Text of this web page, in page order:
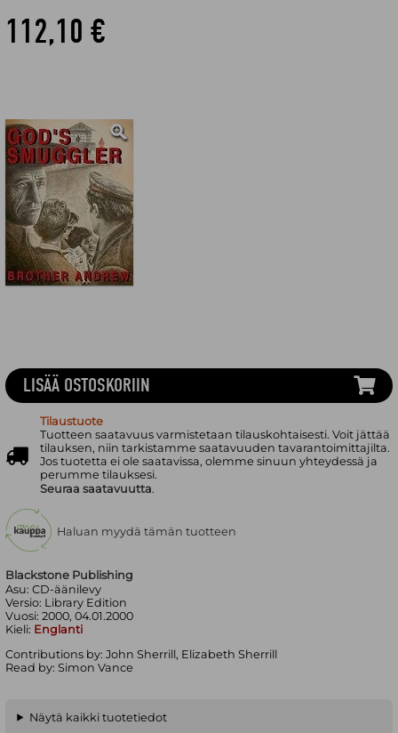
112,10 €
Blackstone Publishing
Asu:CD-äänilevy
Versio: Library Edition
Vuosi:2000, 04.01.2000
Kieli: Englanti
Contributions by: John Sherrill, Elizabeth Sherrill
Read by: Simon Vance
LISÄÄ OSTOSKORIIN
Tilaustuote
Tuotteen saatavuus varmistetaan tilauskohtaisesti. Voit jättää
tilauksen, niin tarkistamme saatavuuden tavarantoimittajilta.
Jos tuotetta ei ole saatavissa, olemme sinuun yhteydessä ja
perumme tilauksesi.
Seuraa saatavuutta.
Haluan myydä tämän tuotteen
Näytä kaikki tuotetiedot